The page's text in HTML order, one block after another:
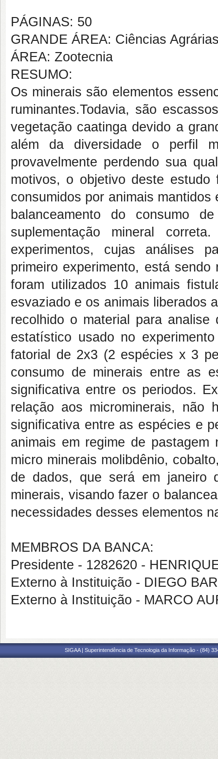
PÁGINAS: 50
GRANDE ÁREA: Ciências
ÁREA: Zootecnia
RESUMO:
Os minerais são elementos
ruminantes.Todavia, são
vegetação caatinga devido a
além da diversidade o perfil
provavelmente perdendo sua
motivos, o objetivo deste
consumidos por animais
balanceamento do consumo
suplementação mineral
experimentos, cujas análises
primeiro experimento, está
foram utilizados 10 animais
esvaziado e os animais liberados
recolhido o material para
estatístico usado no
fatorial de 2x3 (2 espécies x 3
consumo de minerais entre as
significativa entre os periodos.
relação aos microminerais, não
significativa entre as espécies e
animais em regime de
micro minerais molibdênio,
de dados, que será em janeiro
minerais, visando fazer o
necessidades desses elementos
MEMBROS DA BANCA:
Presidente - 1282620 -
Externo à Instituição - DIEGO
Externo à Instituição - MARCO
SIGAA | Superintendência de Tecnologia da Informação - (84)